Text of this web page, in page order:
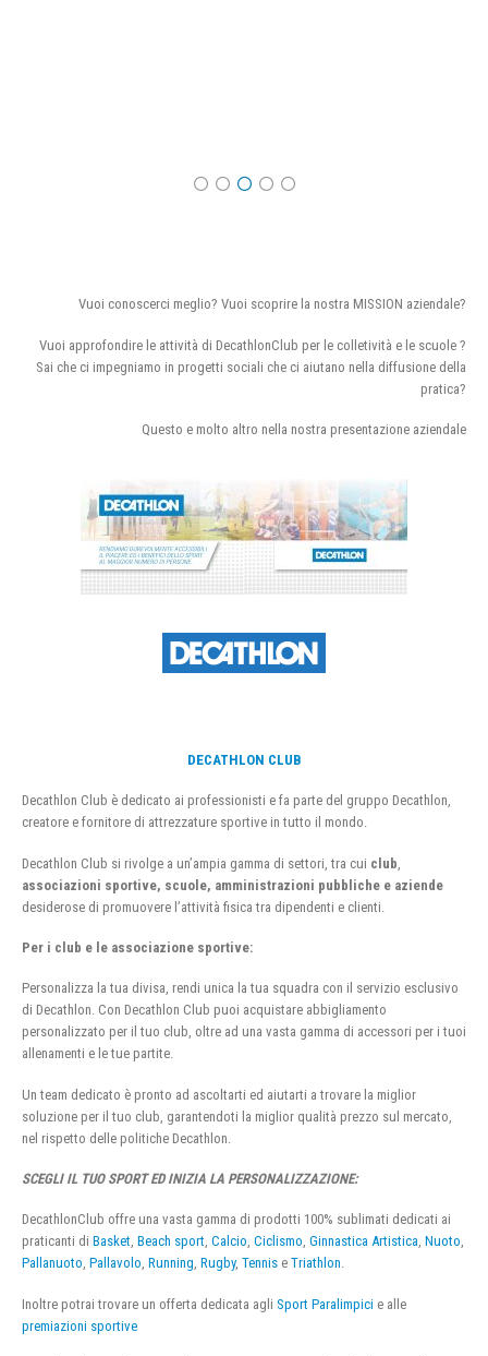
Vuoi conoscerci meglio? Vuoi scoprire la nostra MISSION aziendale?
Vuoi approfondire le attività di DecathlonClub per le colletività e le scuole ?
Sai che ci impegniamo in progetti sociali che ci aiutano nella diffusione della
pratica?
Questo e molto altro nella nostra presentazione aziendale
DECATHLON CLUB
Decathlon Club è dedicato ai professionisti e fa parte del gruppo Decathlon,
creatore e fornitore di attrezzature sportive in tutto il mondo.
Decathlon Club si rivolge a un’ampia gamma di settori, tra cui club
associazioni sportive, scuole, amministrazioni pubbliche e aziende
desiderose di promuovere l’attività fisica tra dipendenti e clienti.
Per i club e le associazione sportive:
Personalizza la tua divisa, rendi unica la tua squadra con il servizio esclusivo
di Decathlon. Con Decathlon Club puoi acquistare abbigliamento
personalizzato per il tuo club, oltre ad una vasta gamma di accessori per i tuoi
allenamenti e le tue partite.
Un team dedicato è pronto ad ascoltarti ed aiutarti a trovare la miglior
soluzione per il tuo club, garantendoti la miglior qualità prezzo sul mercato,
nel rispetto delle politiche Decathlon.
SCEGLI IL TUO SPORT ED INIZIA LA PERSONALIZZAZIONE:
DecathlonClub offre una vasta gamma di prodotti 100% sublimati dedicati ai
praticanti di Basket, Beach sport, Calcio, Ciclismo, Ginnastica Artistica, Nuoto,
Pallanuoto, Pallavolo, Running, Rugby, Tennis e Triathlon.
Inoltre potrai trovare un offerta dedicata agli Sport Paralimpici e alle
premiazioni sportive